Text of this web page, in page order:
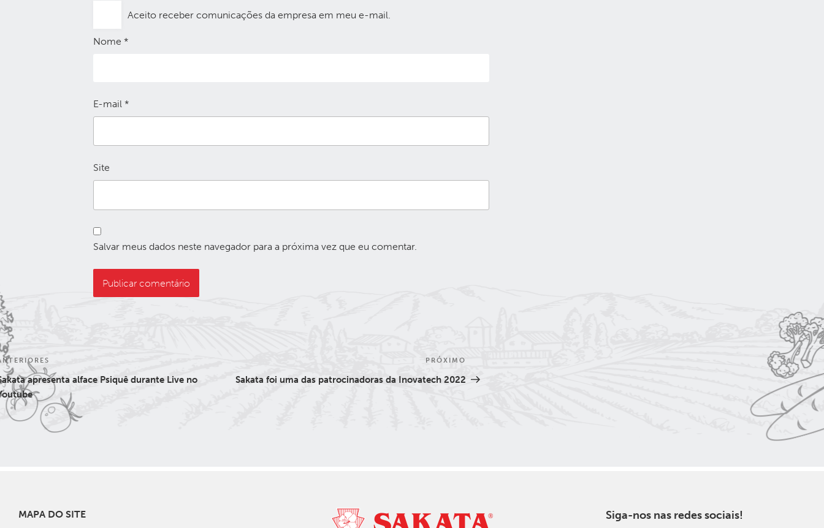
Aceito receber comunicações da empresa em meu e-mail.
Nome *
E-mail *
Site
Salvar meus dados neste navegador para a próxima vez que eu comentar.
apresenta alface Psiquê durante Live no
post
PRÓXIMO
Sakata foi uma das patrocinadoras da Inovatech 2022
MAPA DO SITE Siga-nos nas redes sociais!